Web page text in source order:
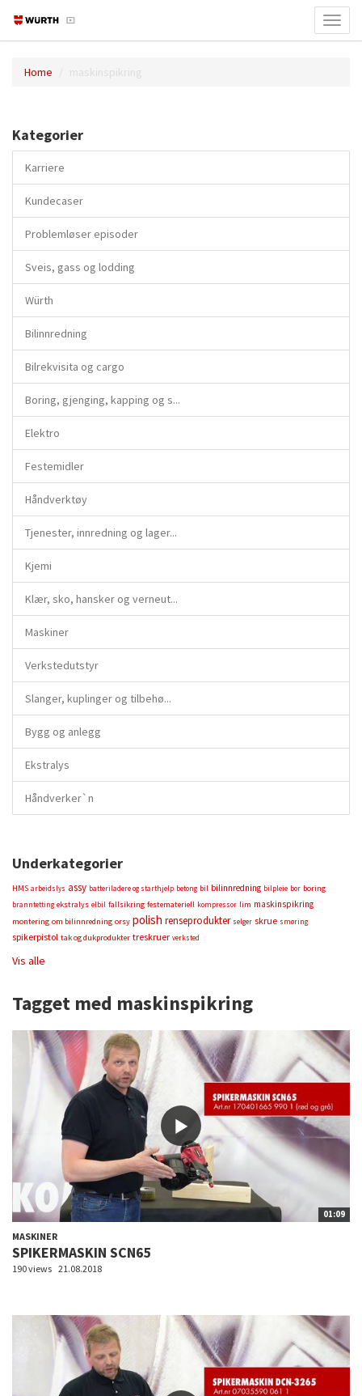
Home maskinspikring
Kategorier
Karriere
Kundecaser
Problemløser episoder
Sveis, gass og lodding
Würth
Bilinnredning
Bilrekvisita og cargo
Boring, gjenging, kapping og s...
Elektro
Festemidler
Håndverktøy
Tjenester, innredning og lager...
Kjemi
Klær, sko, hansker og verneut...
Maskiner
Verkstedutstyr
Slanger, kuplinger og tilbehø...
Bygg og anlegg
Ekstralys
Håndverker`n
Underkategorier
HMS arbeidslys assy batteriladere og starthjelp betong bil bilinnredning bilpleie bor boring
branntetting ekstralys elbil fallsikring festemateriell kompressor lim maskinspikring
montering om bilinnredning orsy polish renseprodukter selger skrue smøring
spikerpistol tak og dukprodukter treskruer verksted
Vis alle
Tagget med maskinspikring
01:09
MASKINER
SPIKERMASKIN SCN65
190 views 21.08.2018